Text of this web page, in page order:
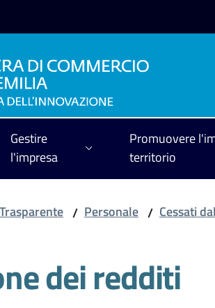
Gestire
l'impresa
Promuovere
territorio
/ Personale / Cessati
dei redditi